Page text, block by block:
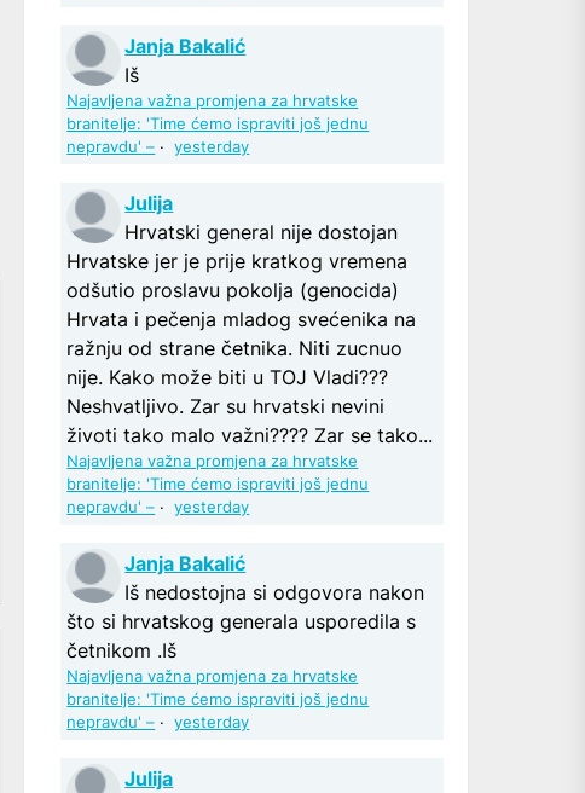
Janja Bakalić
Iš
Najavljena važna promjena za hrvatske
branitelje: 'Time ćemo ispraviti još jednu
nepravdu' – ·yesterday
Julija
Hrvatski general nije dostojan
Hrvatske jer je prije kratkog vremena
odšutio proslavu pokolja (genocida)
Hrvata i pečenja mladog svećenika na
ražnju od strane četnika. Niti zucnuo
nije. Kako može biti u TOJ Vladi???
Neshvatljivo. Zar su hrvatski nevini
životi tako malo važni???? Zar se tako...
Najavljena važna promjena za hrvatske
branitelje: 'Time ćemo ispraviti još jednu
nepravdu' – ·yesterday
Janja Bakalić
Iš nedostojna si odgovora nakon
što si hrvatskog generala usporedila s
četnikom .Iš
Najavljena važna promjena za hrvatske
branitelje: 'Time ćemo ispraviti još jednu
nepravdu' – ·yesterday
Julija